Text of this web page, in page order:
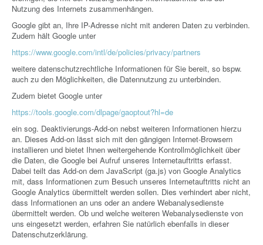
Nutzung des Internets zusammenhängen.
Google gibt an, Ihre IP-Adresse nicht mit anderen Daten zu verbinden.
Zudem hält Google unter
https://www.google.com/intl/de/policies/privacy/partners
weitere datenschutzrechtliche Informationen für Sie bereit, so bspw.
auch zu den Möglichkeiten, die Datennutzung zu unterbinden.
Zudem bietet Google unter
https://tools.google.com/dlpage/gaoptout?hl=de
ein sog. Deaktivierungs-Add-on nebst weiteren Informationen hierzu
an. Dieses Add-on lässt sich mit den gängigen Internet-Browsern
installieren und bietet Ihnen weitergehende Kontrollmöglichkeit über
die Daten, die Google bei Aufruf unseres Internetauftritts erfasst.
Dabei teilt das Add-on dem JavaScript (ga.js) von Google Analytics
mit, dass Informationen zum Besuch unseres Internetauftritts nicht an
Google Analytics übermittelt werden sollen. Dies verhindert aber nicht,
dass Informationen an uns oder an andere Webanalysedienste
übermittelt werden. Ob und welche weiteren Webanalysedienste von
uns eingesetzt werden, erfahren Sie natürlich ebenfalls in dieser
Datenschutzerklärung.